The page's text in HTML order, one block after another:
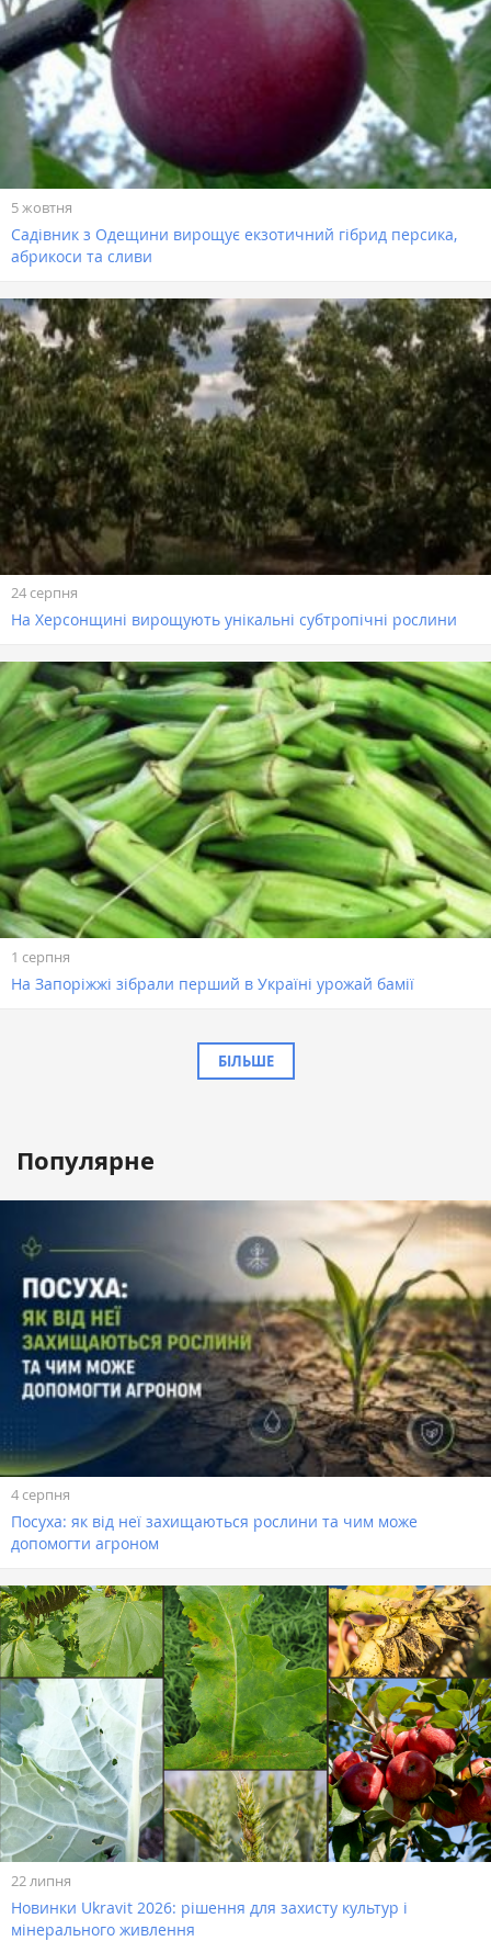
5 жовтня
Садівник з Одещини вирощує екзотичний гібрид персика,
абрикоси та сливи
24 серпня
На Херсонщині вирощують унікальні субтропічні рослини
1 серпня
На Запоріжжі зібрали перший в Україні урожай бамії
БІЛЬШЕ
Популярне
4 серпня
Посуха: як від неї захищаються рослини та чим може
допомогти агроном
22 липня
Новинки Ukravit 2026: рішення для захисту культур і
мінерального живлення